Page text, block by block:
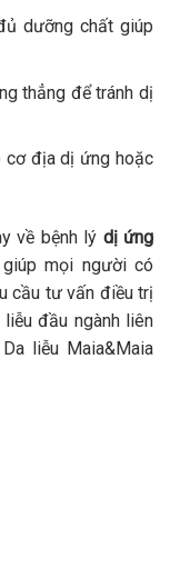
dưỡng chất giúp
thẳng để tránh dị
cơ địa dị ứng hoặc
về bệnh lý dị ứng
mọi người có
cầu tư vấn điều trị
đầu ngành liên
liễu Maia&Maia